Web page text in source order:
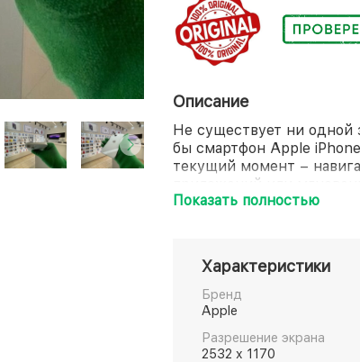
Описание
Не существует ни одной
бы смартфон Apple
текущий момент –
приложений или
процессором Apple A15
каждого элемента, а
камера с
дюймовый экран
дух реалистичностью и
достигает 2532х1170
корпус отличает
Показать полностью
Характеристики
Бренд
Apple
Разрешение экрана
2532 x 1170